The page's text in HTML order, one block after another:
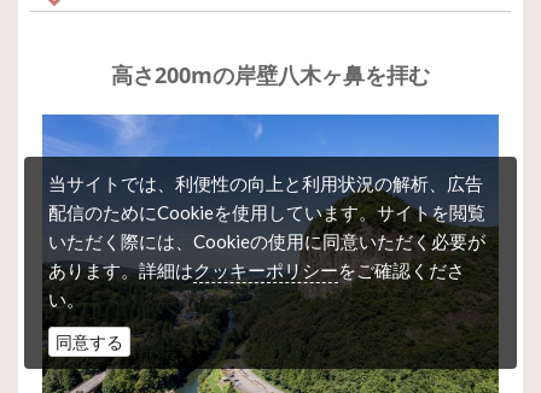
高さ200mの岸壁八木ヶ鼻を拝む
当サイトでは、利便性の向上と利用状況の解析、広告
配信のためにCookieを使用しています。サイトを閲覧
いただく際には、Cookieの使用に同意いただく必要が
あります。詳細はクッキーポリシーをご確認くださ
い。
同意する